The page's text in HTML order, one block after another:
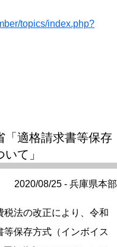
topics/index.php?
「適格請求書等保存
て」
2020/08/25 - 兵庫県本部
法の改正により、令和
等保存方式（インボイス